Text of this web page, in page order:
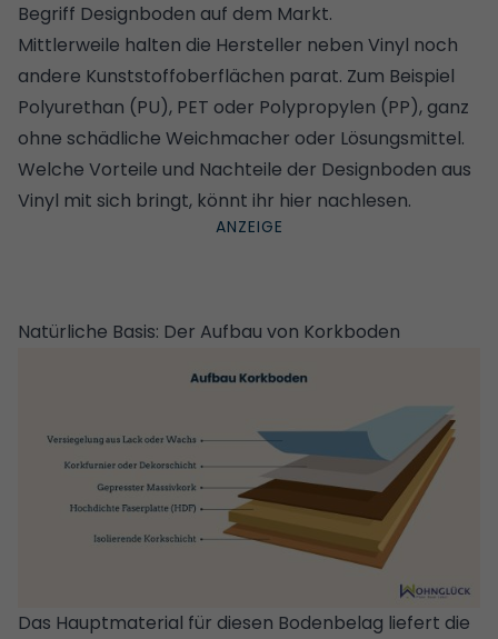
Begriff Designboden auf dem Markt.
Mittlerweile halten die Hersteller neben Vinyl noch
andere Kunststoffoberflächen parat. Zum Beispiel
Polyurethan (PU), PET oder Polypropylen (PP), ganz
ohne schädliche Weichmacher oder Lösungsmittel.
Welche Vorteile und Nachteile der Designboden aus
Vinyl mit sich bringt, könnt ihr hier nachlesen.
Natürliche Basis: Der Aufbau von Korkboden
Das Hauptmaterial für diesen Bodenbelag liefert die